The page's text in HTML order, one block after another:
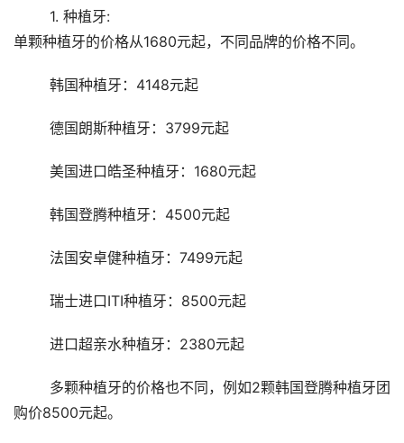
	1. 种植牙:
单颗种植牙的价格从1680元起，不同品牌的价格不同。
	韩国种植牙：4148元起
	德国朗斯种植牙：3799元起
	美国进口皓圣种植牙：1680元起
	韩国登腾种植牙：4500元起
	法国安卓健种植牙：7499元起
	瑞士进口ITI种植牙：8500元起
	进口超亲水种植牙：2380元起
购价8500元起。